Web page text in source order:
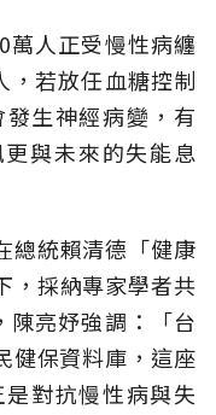
萬人正受慢性病纏
，若放任血糖控制
生神經病變，有
與未來的失能息
總統賴清德「健康
，採納專家學者共
陳亮妤強調：「台
健保資料庫，這座
對抗慢性病與失